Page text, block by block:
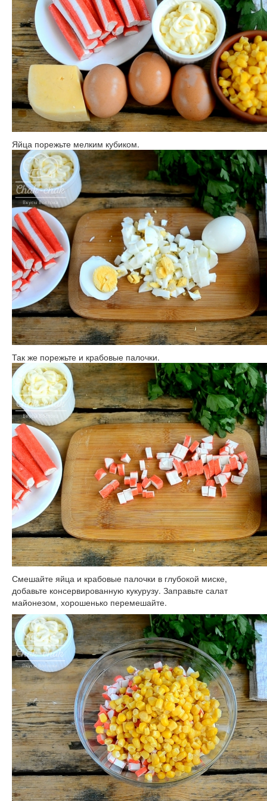
Яйца порежьте мелким кубиком.
Так же порежьте и крабовые палочки.
Смешайте яйца и крабовые палочки в глубокой миске,
добавьте консервированную кукурузу. Заправьте салат
майонезом, хорошенько перемешайте.